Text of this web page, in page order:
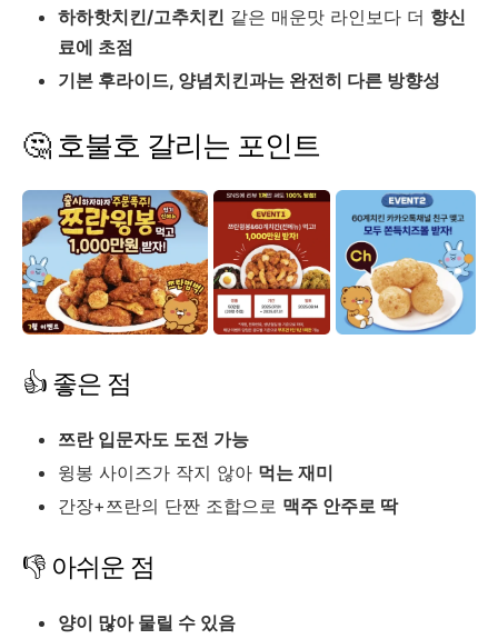
하하핫치킨/고추치킨 같은 매운맛 라인보다 더 향신
료에 초점
기본 후라이드, 양념치킨과는 완전히 다른 방향성
🤔 호불호 갈리는 포인트
👍 좋은 점
쯔란 입문자도 도전 가능
윙봉 사이즈가 작지 않아 먹는 재미
간장+쯔란의 단짠 조합으로 맥주 안주로 딱
👎 아쉬운 점
양이 많아 물릴 수 있음